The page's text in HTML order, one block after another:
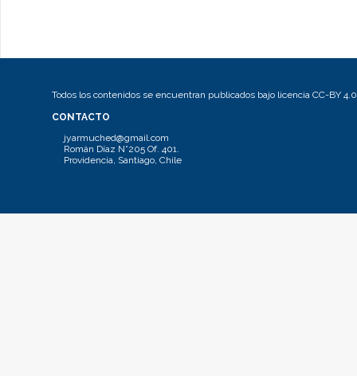
Todos los contenidos se encuentran publicados bajo licencia CC-BY 4.0
CONTACTO
jyarmuched@gmail.com
Román Díaz N°205 Of. 401.
Providencia, Santiago, Chile